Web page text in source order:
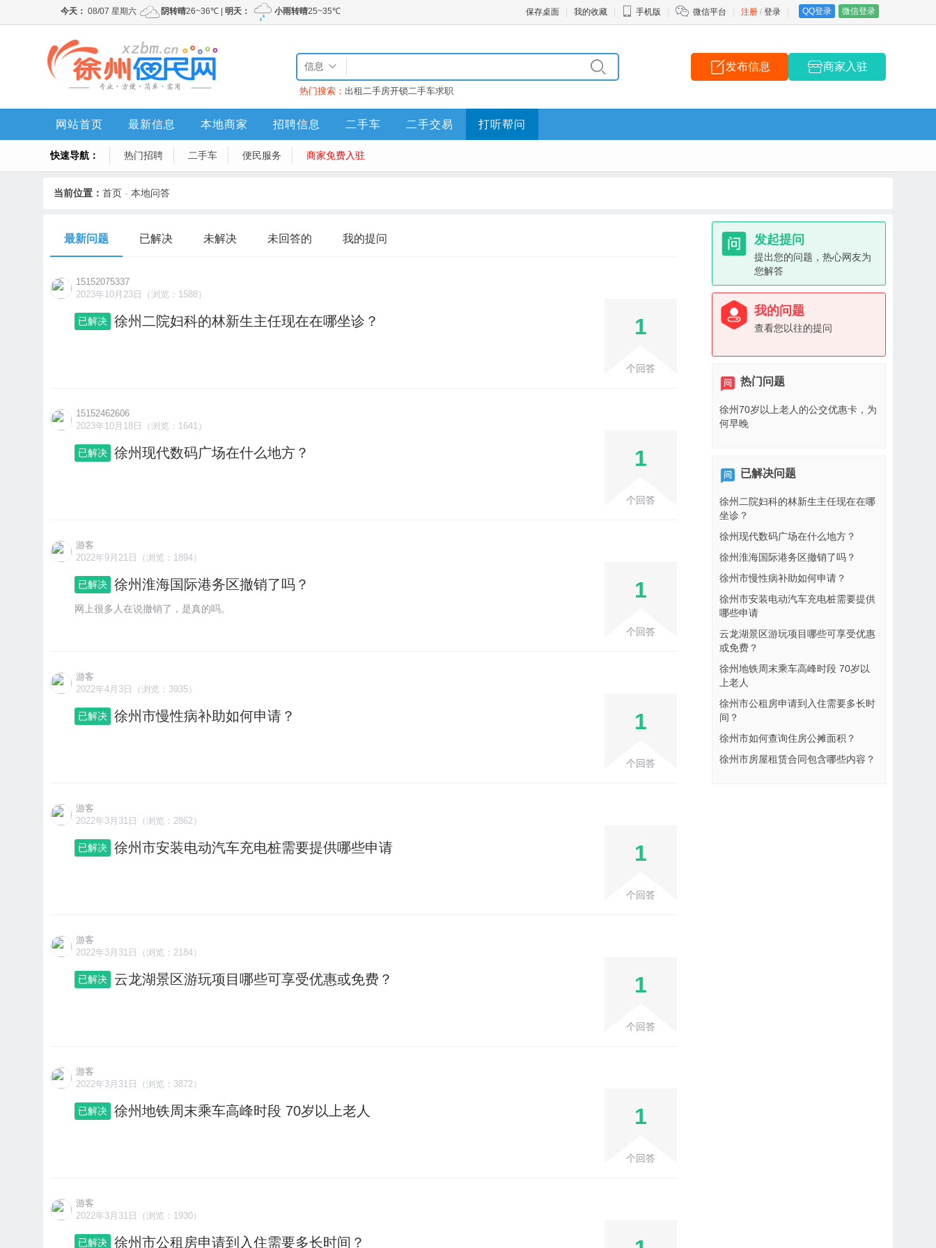
注册 / 登录 QQ登录 微信登录
保存桌面 我的收藏 手机版 微信平台
信息
热门搜索： 出租二手房开锁二手车求职
发布信息 商家入驻
网站首页 最新信息 本地商家 招聘信息 二手车 二手交易 打听帮问
快速导航： 热门招聘 二手车 便民服务 商家免费入驻
当前位置： 首页 - 本地问答
最新问题 已解决 未解决 未回答的 我的提问
1
个回答
15152075337
2023年10月23日（浏览：1588）
已解决 徐州二院妇科的林新生主任现在在哪坐诊？
1
个回答
15152462606
2023年10月18日（浏览：1641）
已解决 徐州现代数码广场在什么地方？
1
个回答
游客
2022年9月21日（浏览：1894）
已解决 徐州淮海国际港务区撤销了吗？
网上很多人在说撤销了，是真的吗。
1
个回答
游客
2022年4月3日（浏览：3935）
已解决 徐州市慢性病补助如何申请？
1
个回答
游客
2022年3月31日（浏览：2862）
已解决 徐州市安装电动汽车充电桩需要提供哪些申请
1
个回答
游客
2022年3月31日（浏览：2184）
已解决 云龙湖景区游玩项目哪些可享受优惠或免费？
1
个回答
游客
2022年3月31日（浏览：3872）
已解决 徐州地铁周末乘车高峰时段 70岁以上老人
游客
2022年3月31日（浏览：1930）
已解决 徐州市公租房申请到入住需要多长时间？
发起提问
提出您的问题，热心网友为
您解答
我的问题
查看您以往的提问
热门问题
徐州70岁以上老人的公交优惠卡，为
何早晚
已解决问题
徐州二院妇科的林新生主任现在在哪
坐诊？
徐州现代数码广场在什么地方？
徐州淮海国际港务区撤销了吗？
徐州市慢性病补助如何申请？
徐州市安装电动汽车充电桩需要提供
哪些申请
云龙湖景区游玩项目哪些可享受优惠
或免费？
徐州地铁周末乘车高峰时段 70岁以
上老人
徐州市公租房申请到入住需要多长时
间？
徐州市如何查询住房公摊面积？
徐州市房屋租赁合同包含哪些内容？